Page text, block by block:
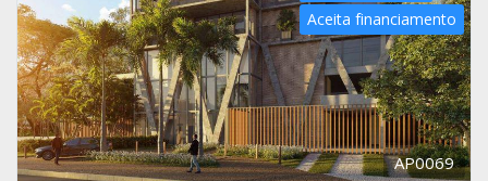
Aceita financiamento
AP0069